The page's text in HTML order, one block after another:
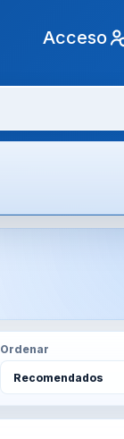
Acceso
Ordenar